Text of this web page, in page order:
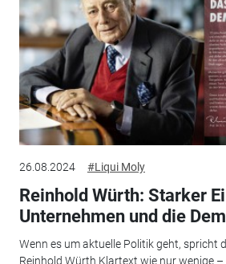
26.08.2024 #Liqui Moly
Reinhold Würth: Starker
Unternehmen und die
Wenn es um aktuelle Politik geht, spricht
Reinhold Würth Klartext wie nur wenige